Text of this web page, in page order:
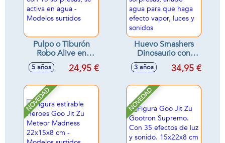
Pulpo o Tiburón
Robo Alive en
barril, con 15
sorpresas, se activa
surtidos
5 años 24,95 €
Huevo Smashers
Dinosaurio con
figuras y 35
sorpresas, añade
haga efecto vapor,
luces y sonidos
3 años 34,95 €
NOVEDAD NOVEDAD